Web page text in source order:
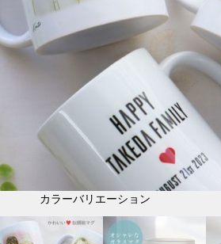
カラーバリエーション